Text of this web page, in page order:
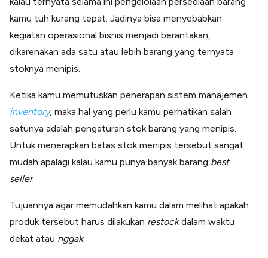
kamu tuh kurang tepat. Jadinya bisa menyebabkan
kegiatan operasional bisnis menjadi berantakan,
dikarenakan ada satu atau lebih barang yang ternyata
stoknya menipis.
Ketika kamu memutuskan penerapan sistem manajemen
inventory, maka hal yang perlu kamu perhatikan salah
satunya adalah pengaturan stok barang yang menipis.
Untuk menerapkan batas stok menipis tersebut sangat
mudah apalagi kalau kamu punya banyak barang best
seller.
Tujuannya agar memudahkan kamu dalam melihat apakah
produk tersebut harus dilakukan restockdalam waktu
dekat atau nggak.